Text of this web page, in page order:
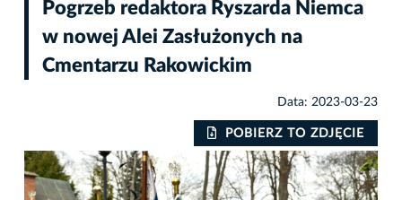
Pogrzeb redaktora Ryszarda Niemca
w nowej Alei Zasłużonych na
Cmentarzu Rakowickim
Data: 2023-03-23
POBIERZ TO ZDJĘCIE